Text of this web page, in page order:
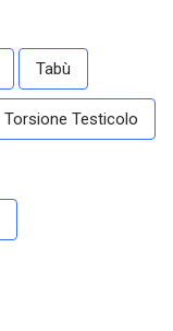
Tabù
Torsione Testicolo